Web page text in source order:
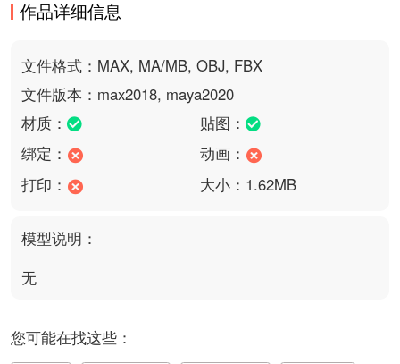
作品详细信息
文件格式：MAX, MA/MB, OBJ, FBX
文件版本：max2018, maya2020
材质：
贴图：
绑定：
动画：
打印：
大小：1.62MB
模型说明：
无
您可能在找这些：